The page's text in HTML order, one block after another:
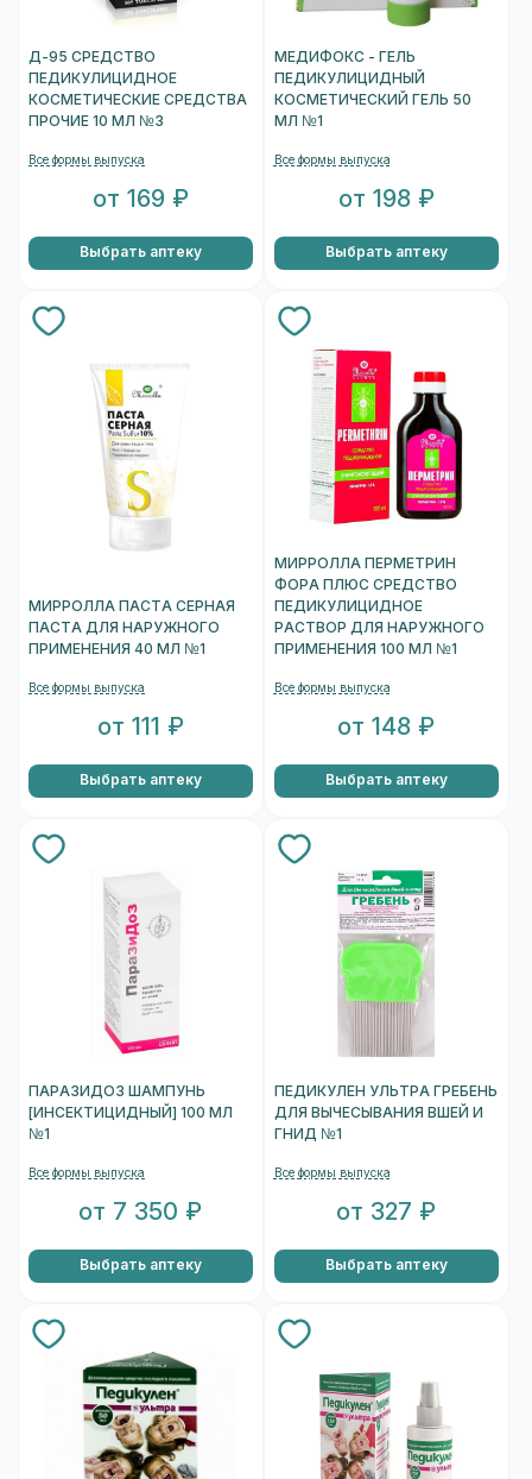
Д-95 СРЕДСТВО
ПЕДИКУЛИЦИДНОЕ
КОСМЕТИЧЕСКИЕ СРЕДСТВА
ПРОЧИЕ 10 МЛ №3
Все формы выпуска
от 169 ₽
Выбрать аптеку
МЕДИФОКС - ГЕЛЬ
ПЕДИКУЛИЦИДНЫЙ
КОСМЕТИЧЕСКИЙ ГЕЛЬ 50
МЛ №1
Все формы выпуска
от 198 ₽
Выбрать аптеку
МИРРОЛЛА ПАСТА СЕРНАЯ
ПАСТА ДЛЯ НАРУЖНОГО
ПРИМЕНЕНИЯ 40 МЛ №1
Все формы выпуска
от 111 ₽
Выбрать аптеку
МИРРОЛЛА ПЕРМЕТРИН
ФОРА ПЛЮС СРЕДСТВО
ПЕДИКУЛИЦИДНОЕ
РАСТВОР ДЛЯ НАРУЖНОГО
ПРИМЕНЕНИЯ 100 МЛ №1
Все формы выпуска
от 148 ₽
Выбрать аптеку
ПАРАЗИДОЗ ШАМПУНЬ
[ИНСЕКТИЦИДНЫЙ] 100 МЛ
№1
Все формы выпуска
от 7 350 ₽
Выбрать аптеку
ПЕДИКУЛЕН УЛЬТРА ГРЕБЕНЬ
ДЛЯ ВЫЧЕСЫВАНИЯ ВШЕЙ И
ГНИД №1
Все формы выпуска
от 327 ₽
Выбрать аптеку